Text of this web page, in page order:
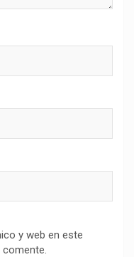
y web en este
comente.